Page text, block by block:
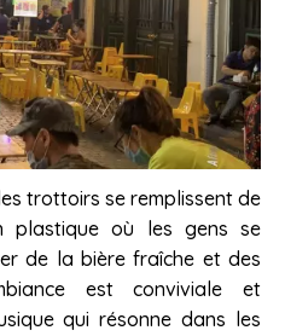
trottoirs se remplissent de
plastique où les gens se
de la bière fraîche et des
est conviviale et
qui résonne dans les